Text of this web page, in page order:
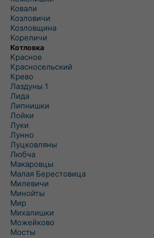
Ковали
Козловичи
Козловщина
Кореличи
Котловка
Красное
Красносельский
Крево
Лаздуны 1
Лида
Липнишки
Лойки
Луки
Лунно
Луцковляны
Любча
Макаровцы
Малая Берестовица
Милевичи
Минойты
Мир
Михалишки
Можейково
Мосты